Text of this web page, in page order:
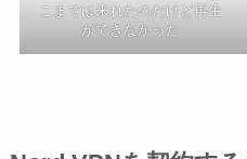
こまでは来れたのだけど再生
ができなかった